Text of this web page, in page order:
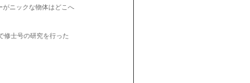
がニックな物体はどこへ
修士号の研究を行った